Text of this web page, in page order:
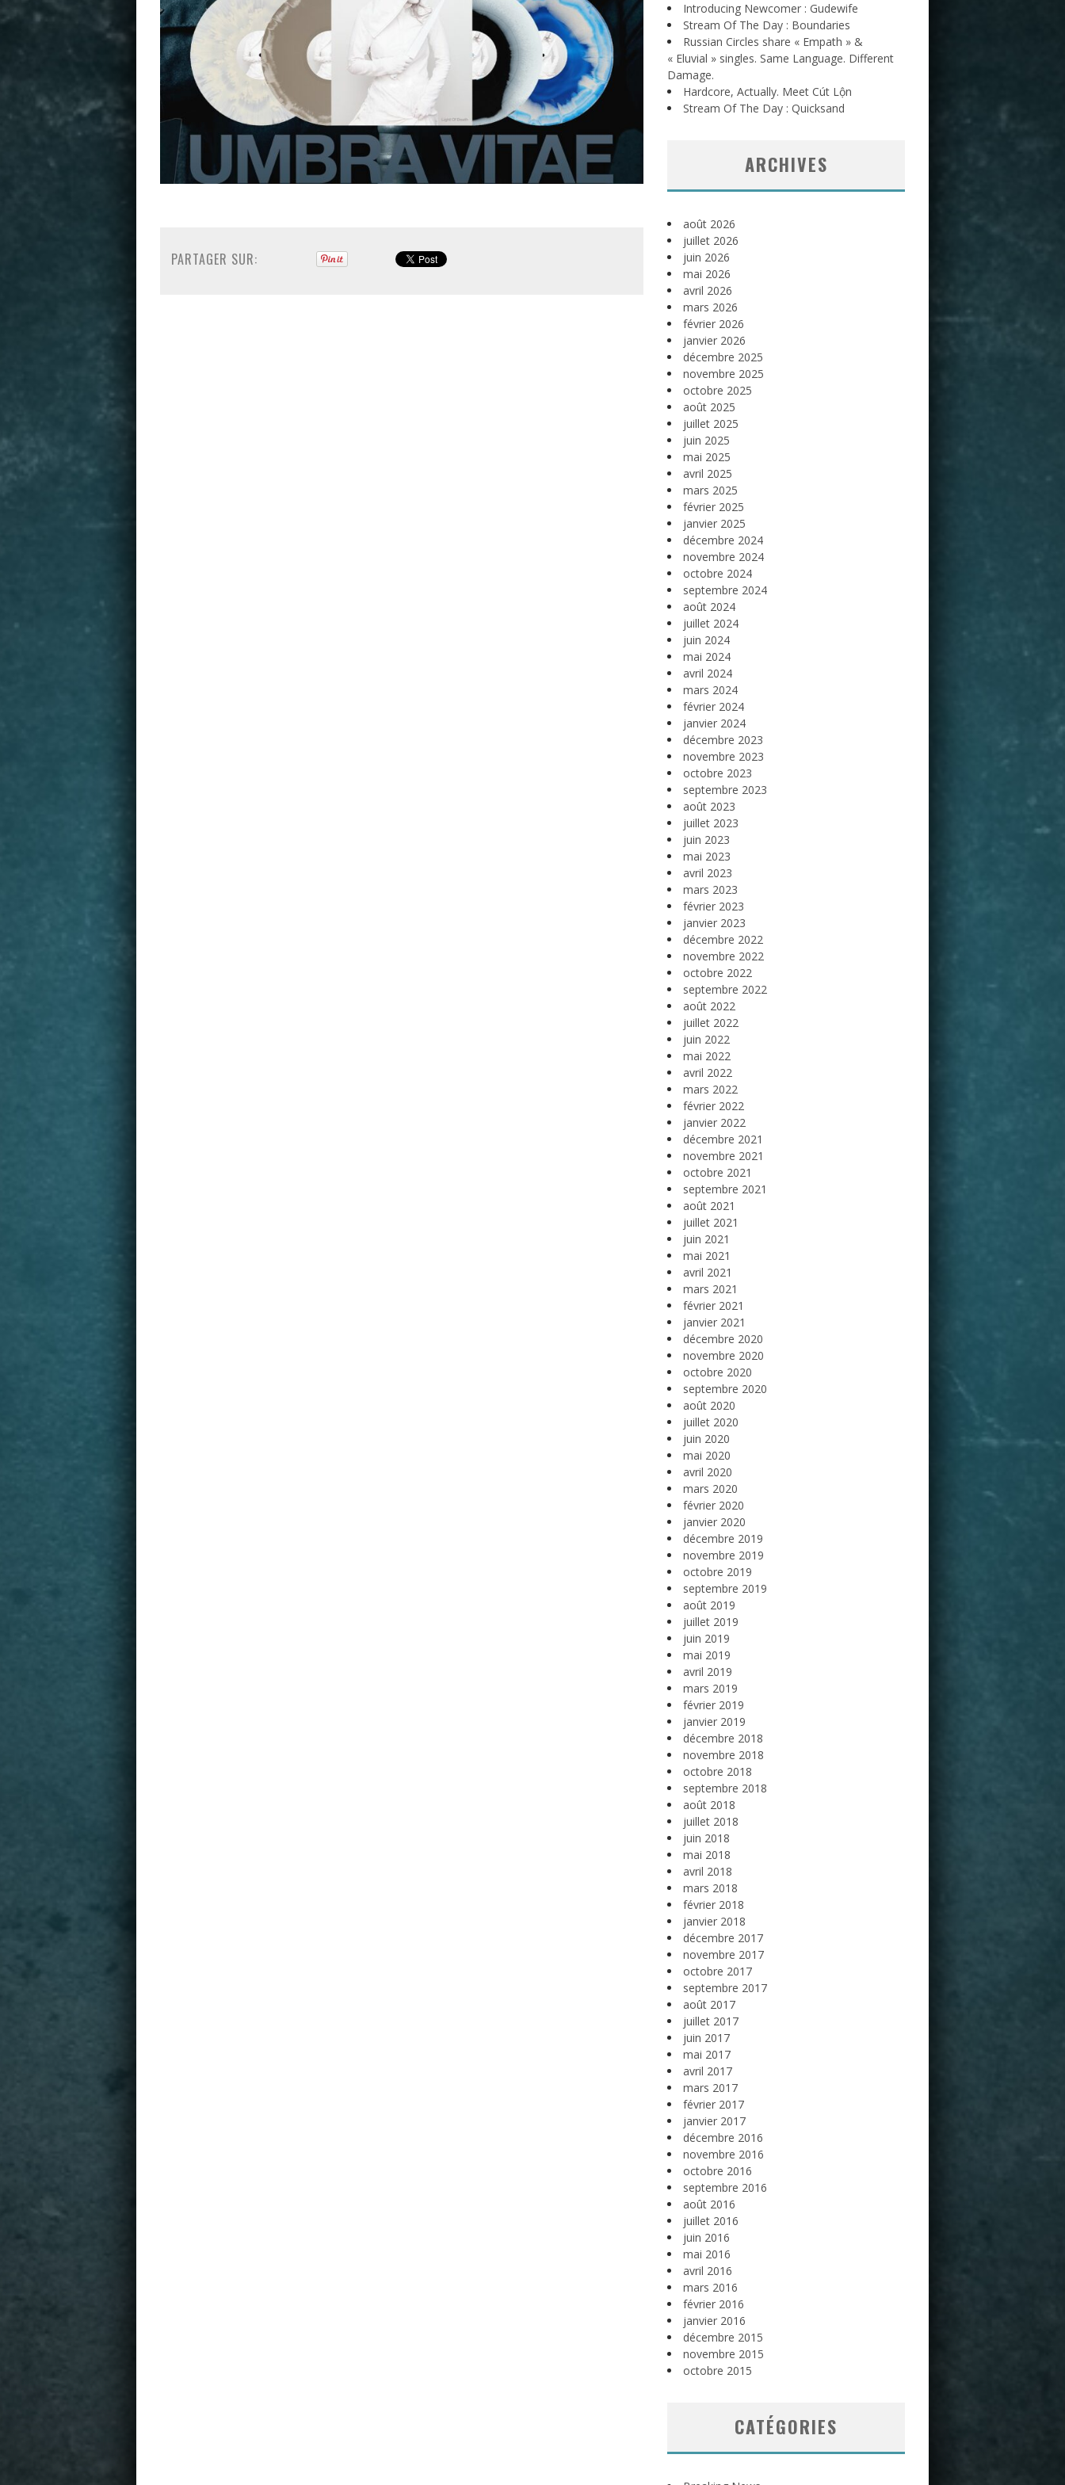
PARTAGER SUR:
Introducing Newcomer : Gudewife
Stream Of The Day : Boundaries
Russian Circles share « Empath » &
« Eluvial » singles. Same Language. Different
Damage.
Hardcore, Actually. Meet Cút Lộn
Stream Of The Day : Quicksand
ARCHIVES
août 2026
juillet 2026
juin 2026
mai 2026
avril 2026
mars 2026
février 2026
janvier 2026
décembre 2025
novembre 2025
octobre 2025
août 2025
juillet 2025
juin 2025
mai 2025
avril 2025
mars 2025
février 2025
janvier 2025
décembre 2024
novembre 2024
octobre 2024
septembre 2024
août 2024
juillet 2024
juin 2024
mai 2024
avril 2024
mars 2024
février 2024
janvier 2024
décembre 2023
novembre 2023
octobre 2023
septembre 2023
août 2023
juillet 2023
juin 2023
mai 2023
avril 2023
mars 2023
février 2023
janvier 2023
décembre 2022
novembre 2022
octobre 2022
septembre 2022
août 2022
juillet 2022
juin 2022
mai 2022
avril 2022
mars 2022
février 2022
janvier 2022
décembre 2021
novembre 2021
octobre 2021
septembre 2021
août 2021
juillet 2021
juin 2021
mai 2021
avril 2021
mars 2021
février 2021
janvier 2021
décembre 2020
novembre 2020
octobre 2020
septembre 2020
août 2020
juillet 2020
juin 2020
mai 2020
avril 2020
mars 2020
février 2020
janvier 2020
décembre 2019
novembre 2019
octobre 2019
septembre 2019
août 2019
juillet 2019
juin 2019
mai 2019
avril 2019
mars 2019
février 2019
janvier 2019
décembre 2018
novembre 2018
octobre 2018
septembre 2018
août 2018
juillet 2018
juin 2018
mai 2018
avril 2018
mars 2018
février 2018
janvier 2018
décembre 2017
novembre 2017
octobre 2017
septembre 2017
août 2017
juillet 2017
juin 2017
mai 2017
avril 2017
mars 2017
février 2017
janvier 2017
décembre 2016
novembre 2016
octobre 2016
septembre 2016
août 2016
juillet 2016
juin 2016
mai 2016
avril 2016
mars 2016
février 2016
janvier 2016
décembre 2015
novembre 2015
octobre 2015
CATÉGORIES